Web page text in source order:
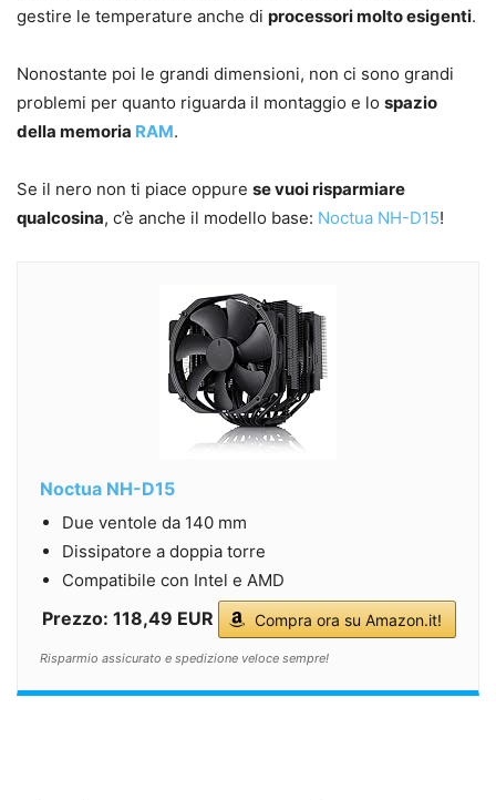
gestire le temperature anche di processori molto esigenti.
Nonostante poi le grandi dimensioni, non ci sono grandi
problemi per quanto riguarda il montaggio e lo spazio
della memoria RAM.
Se il nero non ti piace oppure se vuoi risparmiare
qualcosina, c’è anche il modello base: Noctua NH-D15!
Noctua NH-D15
Due ventole da 140 mm
Dissipatore a doppia torre
Compatibile con Intel e AMD
Prezzo: 118,49 EUR Compra ora su Amazon.it!
Risparmio assicurato e spedizione veloce sempre!